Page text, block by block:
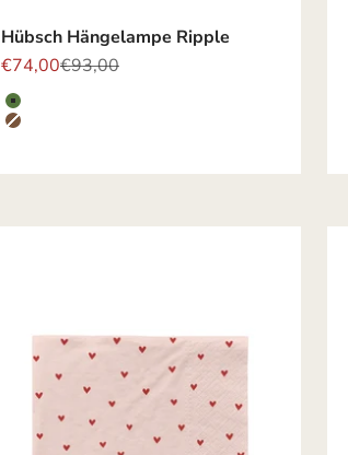
Hübsch Hängelampe Ripple
Angebot
€74,00Regulärer Preis
€93,00
Farbe
GRÜN
BRAUN